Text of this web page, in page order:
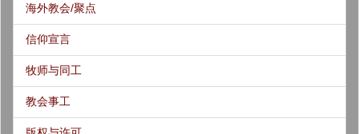
海外教会/聚点
信仰宣言
牧师与同工
教会事工